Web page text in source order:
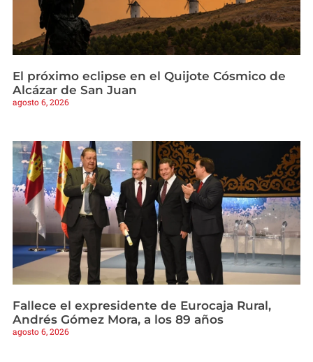
El próximo eclipse en el Quijote Cósmico de
Alcázar de San Juan
agosto 6, 2026
Fallece el expresidente de Eurocaja Rural,
Andrés Gómez Mora, a los 89 años
agosto 6, 2026